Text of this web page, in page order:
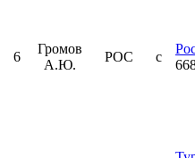
6
Громов
А.Ю.
РОС с